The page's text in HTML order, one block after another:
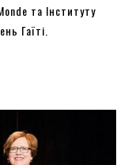
та Інституту
Гаїті.